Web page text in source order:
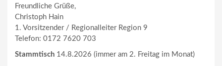
Freundliche Grüße,
Christoph Hain
1. Vorsitzender / Regionalleiter Region 9
Telefon: 0172 7620 703
Stammtisch 14.8.2026 (immer am 2. Freitag im Monat)